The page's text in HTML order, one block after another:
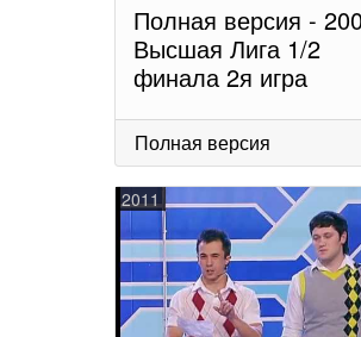
Полная версия -
Высшая Лига 1/2
финала 2я игра
Полная версия
2011